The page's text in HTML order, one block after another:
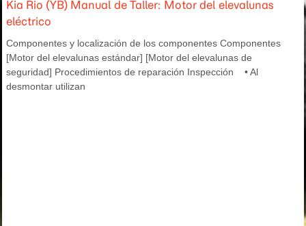
Kia Rio (YB) Manual de Taller: Motor del elevalunas
eléctrico
Componentes y localización de los componentes Componentes
[Motor del elevalunas estándar] [Motor del elevalunas de
seguridad] Procedimientos de reparación Inspección • Al
desmontar utilizan